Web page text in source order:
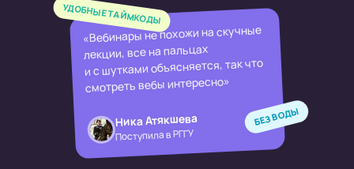
«Вебинары не похожи на скучные
лекции, все на пальцах
и с шутками объясняется, так что
смотреть вебы интересно»
Ника Атякшева
Поступила в РГГУ
УДОБНЫЕ ТАЙМКОДЫ
БЕЗ ВОДЫ